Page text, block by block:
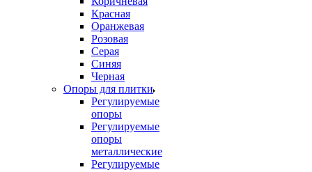
Красная
Оранжевая
Розовая
Серая
Синяя
Черная
Опоры для плитки
Регулируемые
опоры
Регулируемые
опоры
металлические
Регулируемые